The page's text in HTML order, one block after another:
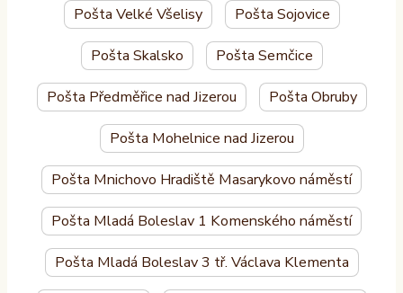
Pošta Velké Všelisy Pošta Sojovice
Pošta Skalsko Pošta Semčice
Pošta Předměřice nad Jizerou Pošta Obruby
Pošta Mohelnice nad Jizerou
Pošta Mnichovo Hradiště Masarykovo náměstí
Pošta Mladá Boleslav 1 Komenského náměstí
Pošta Mladá Boleslav 3 tř. Václava Klementa